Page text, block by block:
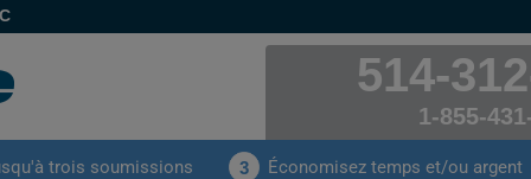
514-
1-855-
trois soumissions 3 Économisez temps et/ou argent